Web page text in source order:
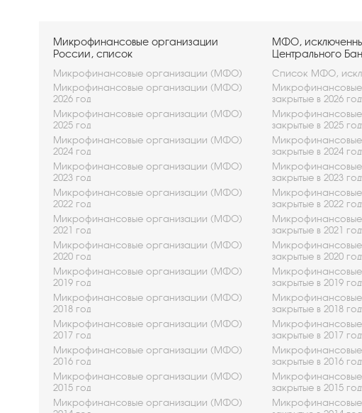
Микрофинансовые организации
России, список
Микрофинансовые организации (МФО)
Микрофинансовые организации (МФО)
2026 год
Микрофинансовые организации (МФО)
2025 год
Микрофинансовые организации (МФО)
2024 год
Микрофинансовые организации (МФО)
2023 год
Микрофинансовые организации (МФО)
2022 год
Микрофинансовые организации (МФО)
2021 год
Микрофинансовые организации (МФО)
2020 год
Микрофинансовые организации (МФО)
2019 год
Микрофинансовые организации (МФО)
2018 год
Микрофинансовые организации (МФО)
2017 год
Микрофинансовые организации (МФО)
2016 год
Микрофинансовые организации (МФО)
2015 год
Микрофинансовые организации (МФО)
МФО,
Центрального
Список МФО,
закрытые в 2026
закрытые в 2025
закрытые в 2024
закрытые в 2023
закрытые в 2022
закрытые в 2021
закрытые в 2020
закрытые в 2019
закрытые в 2018
закрытые в 2017
закрытые в 2016
закрытые в 2015